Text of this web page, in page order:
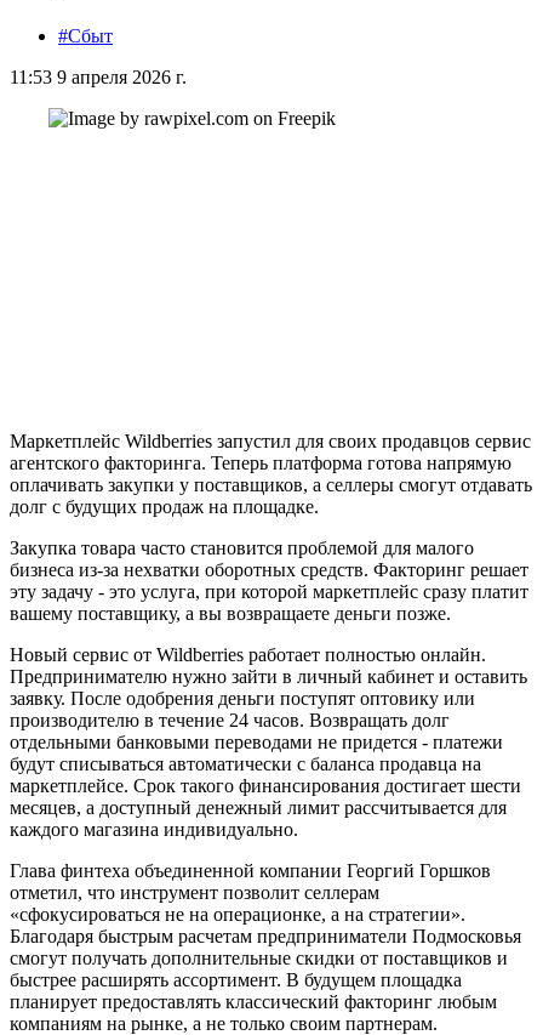
#Сбыт
11:53 9 апреля 2026 г.
Маркетплейс Wildberries запустил для своих продавцов сервис
агентского факторинга. Теперь платформа готова напрямую
оплачивать закупки у поставщиков, а селлеры смогут отдавать
долг с будущих продаж на площадке.
Закупка товара часто становится проблемой для малого
бизнеса из-за нехватки оборотных средств. Факторинг решает
эту задачу - это услуга, при которой маркетплейс сразу платит
вашему поставщику, а вы возвращаете деньги позже.
Новый сервис от Wildberries работает полностью онлайн.
Предпринимателю нужно зайти в личный кабинет и оставить
заявку. После одобрения деньги поступят оптовику или
производителю в течение 24 часов. Возвращать долг
отдельными банковыми переводами не придется - платежи
будут списываться автоматически с баланса продавца на
маркетплейсе. Срок такого финансирования достигает шести
месяцев, а доступный денежный лимит рассчитывается для
каждого магазина индивидуально.
Глава финтеха объединенной компании Георгий Горшков
отметил, что инструмент позволит селлерам
«сфокусироваться не на операционке, а на стратегии».
Благодаря быстрым расчетам предприниматели Подмосковья
смогут получать дополнительные скидки от поставщиков и
быстрее расширять ассортимент. В будущем площадка
планирует предоставлять классический факторинг любым
компаниям на рынке, а не только своим партнерам.